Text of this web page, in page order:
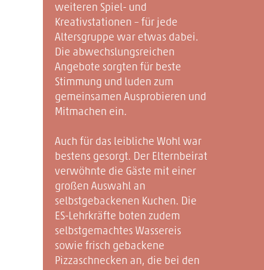
weiteren Spiel- und
Kreativstationen – für jede
Altersgruppe war etwas dabei.
Die abwechslungsreichen
Angebote sorgten für beste
Stimmung und luden zum
gemeinsamen Ausprobieren und
Mitmachen ein.
Auch für das leibliche Wohl war
bestens gesorgt. Der Elternbeirat
verwöhnte die Gäste mit einer
großen Auswahl an
selbstgebackenen Kuchen. Die
ES-Lehrkräfte boten zudem
selbstgemachtes Wassereis
sowie frisch gebackene
Pizzaschnecken an, die bei den